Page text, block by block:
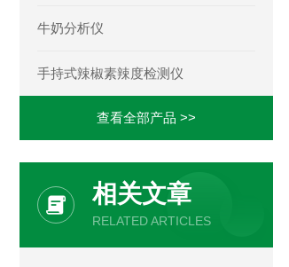
牛奶分析仪
手持式辣椒素辣度检测仪
查看全部产品 >>
相关文章
RELATED ARTICLES